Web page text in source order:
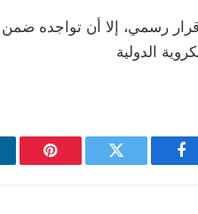
رسمي، إلا أن تواجده
الدولية
فيسبوك تويتر